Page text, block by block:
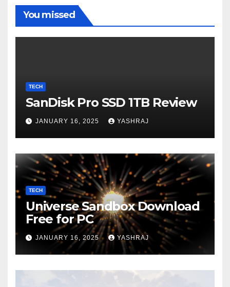
You missed
TECH
SanDisk Pro SSD 1TB Review
JANUARY 16, 2025 YASHRAJ
TECH
Universe Sandbox Download
Free for PC
JANUARY 16, 2025 YASHRAJ